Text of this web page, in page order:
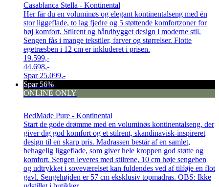
Casablanca Stella - Kontinental
Her får du en voluminøs og elegant kontinentalseng med én
stor liggeflade, to lag fjedre og 5 støttende komfortzoner for
høj komfort. Stilrent og håndbygget design i moderne stil.
Sengen fås i mange tekstiler, farver og størrelser. Flotte
egetræsben i 12 cm er inkluderet i prisen.
19.599,-
44.698,-
Spar 25.099,-
Spar 56%
ONLINE ONLY
BedMade Pure - Kontinental
Start de gode drømme med en voluminøs kontinentalseng, der
giver dig god komfort og et stilrent, skandinavisk-inspireret
design til en skarp pris. Madrassen består af en samlet,
behagelig liggeflade, som giver hele kroppen god støtte og
komfort. Sengen leveres med stilrene, 10 cm høje sengeben
og udtrykket i soveværelset kan fuldendes ved af tilføje en flot
gavl. Sengehøjden er 57 cm eksklusiv topmadras. OBS: Ikke